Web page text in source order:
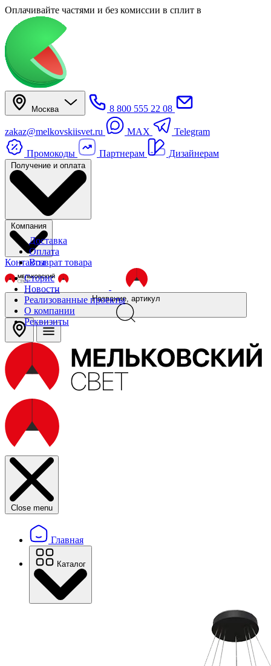
Оплачивайте частями и без комиссии в сплит в
Москва 8 800 555 22 08
zakaz@melkovskiisvet.ru MAX Telegram
Промокоды Партнерам Дизайнерам
Получение и оплата
Доставка
Оплата
Возврат товара
Компания
Сторис
Новости
Реализованные проекты
О компании
Реквизиты
Контакты
Название, артикул
Close menu
Главная
Каталог